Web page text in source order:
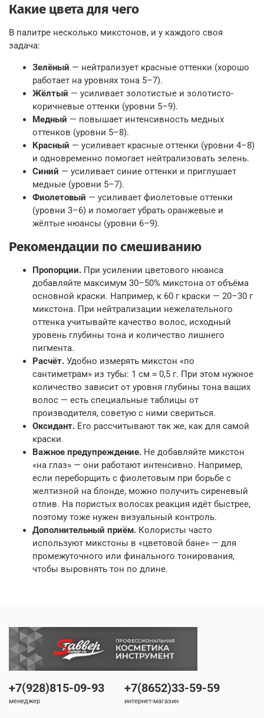
Какие цвета для чего
В палитре несколько микстонов, и у каждого своя
задача:
Зелёный — нейтрализует красные оттенки (хорошо
работает на уровнях тона 5–7).
Жёлтый — усиливает золотистые и золотисто-
коричневые оттенки (уровни 5–9).
Медный — повышает интенсивность медных
оттенков (уровни 5–8).
Красный — усиливает красные оттенки (уровни 4–8)
и одновременно помогает нейтрализовать зелень.
Синий — усиливает синие оттенки и приглушает
медные (уровни 5–7).
Фиолетовый — усиливает фиолетовые оттенки
(уровни 3–6) и помогает убрать оранжевые и
жёлтые нюансы (уровни 6–9).
Рекомендации по смешиванию
Пропорции. При усилении цветового нюанса
добавляйте максимум 30–50% микстона от объёма
основной краски. Например, к 60 г краски — 20–30 г
микстона. При нейтрализации нежелательного
оттенка учитывайте качество волос, исходный
уровень глубины тона и количество лишнего
пигмента.
Расчёт. Удобно измерять микстон «по
сантиметрам» из тубы: 1 см ≈ 0,5 г. При этом нужное
количество зависит от уровня глубины тона ваших
волос — есть специальные таблицы от
производителя, советую с ними свериться.
Оксидант. Его рассчитывают так же, как для самой
краски.
Важное предупреждение. Не добавляйте микстон
«на глаз» — они работают интенсивно. Например,
если переборщить с фиолетовым при борьбе с
желтизной на блонде, можно получить сиреневый
отлив. На пористых волосах реакция идёт быстрее,
поэтому тоже нужен визуальный контроль.
Дополнительный приём. Колористы часто
используют микстоны в «цветовой бане» — для
промежуточного или финального тонирования,
чтобы выровнять тон по длине.
+7(928)815-09-93
менеджер
+7(8652)33-59-59
интернет-магазин